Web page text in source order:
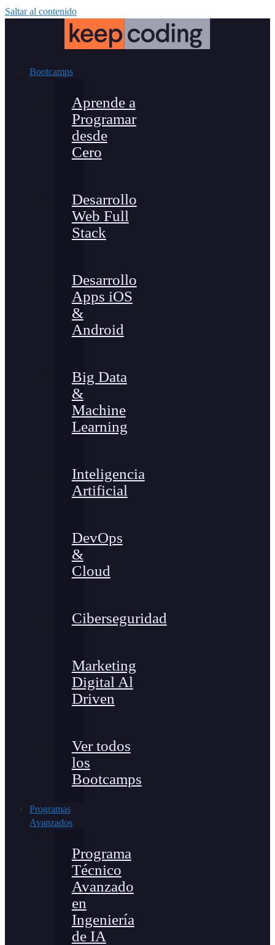
Saltar al contenido
Bootcamps
Aprende a
Programar
desde
Cero
Desarrollo
Web Full
Stack
Desarrollo
Apps iOS
&
Android
Big Data
&
Machine
Learning
Inteligencia
Artificial
DevOps
&
Cloud
Ciberseguridad
Marketing
Digital Al
Driven
Ver todos
los
Bootcamps
Programas
Avanzados
Programa
Técnico
Avanzado
en
Ingeniería
de IA